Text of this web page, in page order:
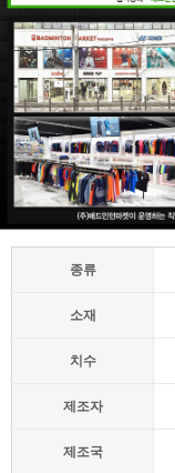
종류
소재
치수
제조자
제조국